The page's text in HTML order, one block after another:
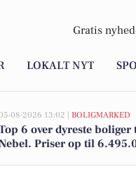
Gratis
LOKALT NYT
08-2026 13:02 | BOLIGMARKED
6 over dyreste
Priser op til